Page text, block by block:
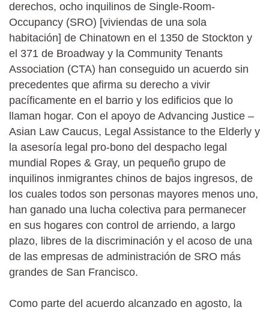
derechos, ocho inquilinos de Single-Room-
Occupancy (SRO) [viviendas de una sola
habitación] de Chinatown en el 1350 de Stockton y
el 371 de Broadway y la Community Tenants
Association (CTA) han conseguido un acuerdo sin
precedentes que afirma su derecho a vivir
pacíficamente en el barrio y los edificios que lo
llaman hogar. Con el apoyo de Advancing Justice –
Asian Law Caucus, Legal Assistance to the Elderly y
la asesoría legal pro-bono del despacho legal
mundial Ropes & Gray, un pequeño grupo de
inquilinos inmigrantes chinos de bajos ingresos, de
los cuales todos son personas mayores menos uno,
han ganado una lucha colectiva para permanecer
en sus hogares con control de arriendo, a largo
plazo, libres de la discriminación y el acoso de una
de las empresas de administración de SRO más
grandes de San Francisco.
Como parte del acuerdo alcanzado en agosto, la